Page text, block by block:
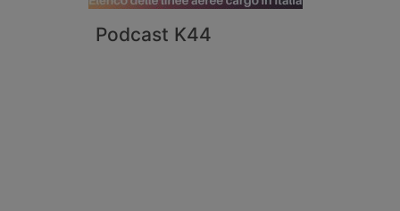
Podcast K44